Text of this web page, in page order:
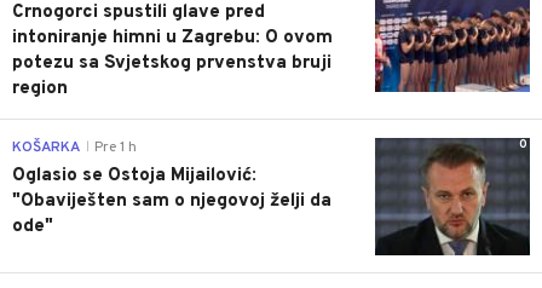
Crnogorci spustili glave pred
intoniranje himni u Zagrebu: O ovom
potezu sa Svjetskog prvenstva bruji
region
0
KOŠARKA Pre 1 h
Oglasio se Ostoja Mijailović:
"Obaviješten sam o njegovoj želji da
ode"